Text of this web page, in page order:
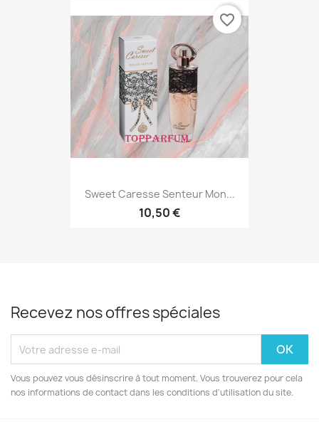
Sweet Caresse Senteur Mon...
10,50 €
favorite_border
Recevez nos offres spéciales
Vous pouvez vous désinscrire à tout moment. Vous trouverez pour cela
nos informations de contact dans les conditions d'utilisation du site.